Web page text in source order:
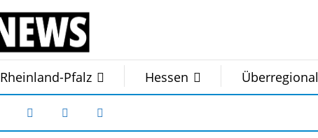
Rheinland-Pfalz Hessen Überregional